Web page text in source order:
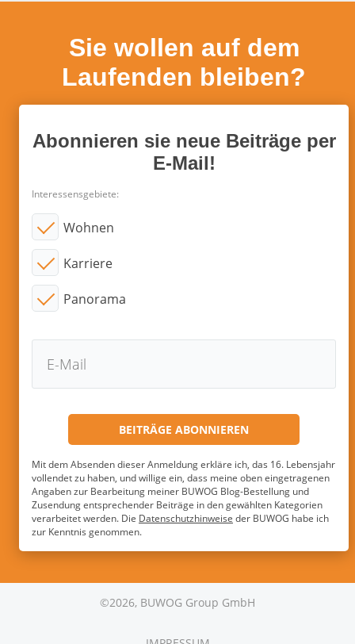
Sie wollen auf dem
Laufenden bleiben?
Abonnieren sie neue Beiträge per
E-Mail!
Interessensgebiete:
Wohnen
Karriere
Panorama
Mit dem Absenden dieser Anmeldung erkläre ich, das 16. Lebensjahr
vollendet zu haben, und willige ein, dass meine oben eingetragenen
Angaben zur Bearbeitung meiner BUWOG Blog-Bestellung und
Zusendung entsprechender Beiträge in den gewählten Kategorien
verarbeitet werden. Die Datenschutzhinweise der BUWOG habe ich
zur Kenntnis genommen.
©2026, BUWOG Group GmbH